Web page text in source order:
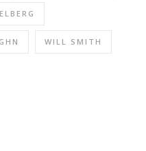
WILL SMITH